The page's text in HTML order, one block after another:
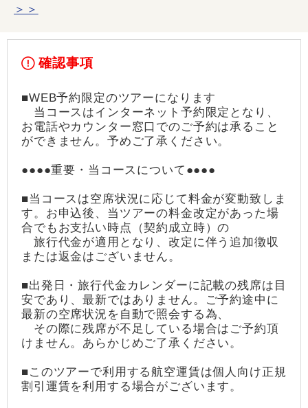
＞＞
確認事項
■WEB予約限定のツアーになります
当コースはインターネット予約限定となり、
お電話やカウンター窓口でのご予約は承ること
ができません。予めご了承ください。
●●●●重要・当コースについて●●●●
■当コースは空席状況に応じて料金が変動致しま
す。お申込後、当ツアーの料金改定があった場
合でもお支払い時点（契約成立時）の
旅行代金が適用となり、改定に伴う追加徴収
または返金はございません。
■出発日・旅行代金カレンダーに記載の残席は目
安であり、最新ではありません。ご予約途中に
最新の空席状況を自動で照会する為、
その際に残席が不足している場合はご予約頂
けません。あらかじめご了承ください。
■このツアーで利用する航空運賃は個人向け正規
割引運賃を利用する場合がございます。